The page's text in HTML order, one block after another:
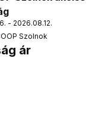
- 2026.08.12.
Szolnok
ár